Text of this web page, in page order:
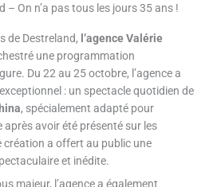
– On n’a pas tous les jours 35 ans !
de Destreland, l’agence Valérie
une programmation
Du 22 au 25 octobre, l’agence a
: un spectacle quotidien de
, spécialement adapté pour
après avoir été présenté sur les
création a offert au public une
et inédite.
majeur, l’agence a également